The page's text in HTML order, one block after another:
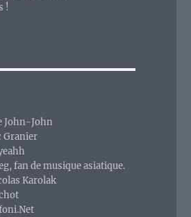
!
John-John
Granier
fan de musique asiatique.
Karolak